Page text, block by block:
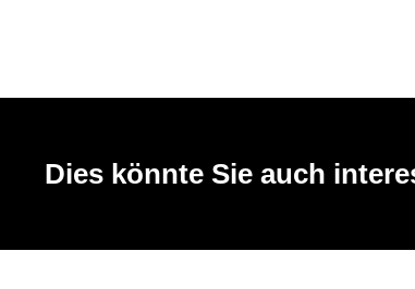
Dies könnte Sie auch